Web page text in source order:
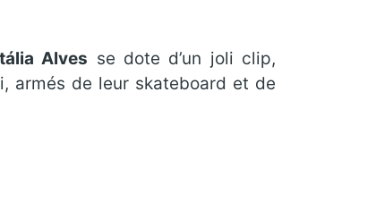
Alves se dote d’un joli clip,
armés de leur skateboard et de